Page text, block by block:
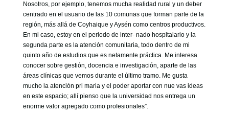
Nosotros, por ejemplo, tenemos mucha realidad rural y un deber
centrado en el usuario de las 10 comunas que forman parte de la
región, más allá de Coyhaique y Aysén como centros productivos.
En mi caso, estoy en el periodo de inter- nado hospitalario y la
segunda parte es la atención comunitaria, todo dentro de mi
quinto año de estudios que es netamente práctica. Me interesa
conocer sobre gestión, docencia e investigación, aparte de las
áreas clínicas que vemos durante el último tramo. Me gusta
mucho la atención pri maria y el poder aportar con nue vas ideas
en este espacio; allí pienso que la universidad nos entrega un
enorme valor agregado como profesionales”.